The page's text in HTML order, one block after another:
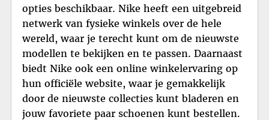
opties beschikbaar. Nike heeft een uitgebreid
netwerk van fysieke winkels over de hele
wereld, waar je terecht kunt om de nieuwste
modellen te bekijken en te passen. Daarnaast
biedt Nike ook een online winkelervaring op
hun officiële website, waar je gemakkelijk
door de nieuwste collecties kunt bladeren en
jouw favoriete paar schoenen kunt bestellen.